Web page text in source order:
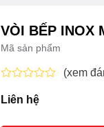
VÒI BẾP INOX
Mã sản phẩm
xếp
(xem
Liên hệ